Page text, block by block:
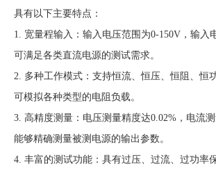
具有以下主要特点：
1. 宽量程输入：输入电压范围为0-150V，输入
可满足各类直流电源的测试需求。
2. 多种工作模式：支持恒流、恒压、恒阻、恒
可模拟各种类型的电阻负载。
3. 高精度测量：电压测量精度达0.02%，电流测
能够精确测量被测电源的输出参数。
4. 丰富的测试功能：具有过压、过流、过功率